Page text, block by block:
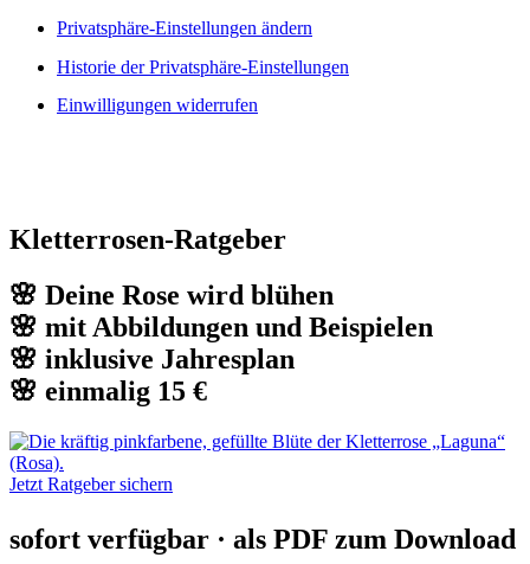
Privatsphäre-Einstellungen ändern
Historie der Privatsphäre-Einstellungen
Einwilligungen widerrufen
Kletterrosen-Ratgeber
🌸 Deine Rose wird blühen
🌸 mit Abbildungen und Beispielen
🌸 inklusive Jahresplan
🌸 einmalig 15 €
Jetzt Ratgeber sichern
sofort verfügbar · als PDF zum Download